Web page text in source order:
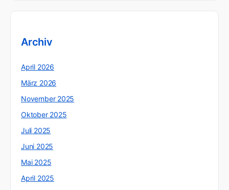
Archiv
April 2026
März 2026
November 2025
Oktober 2025
Juli 2025
Juni 2025
Mai 2025
April 2025